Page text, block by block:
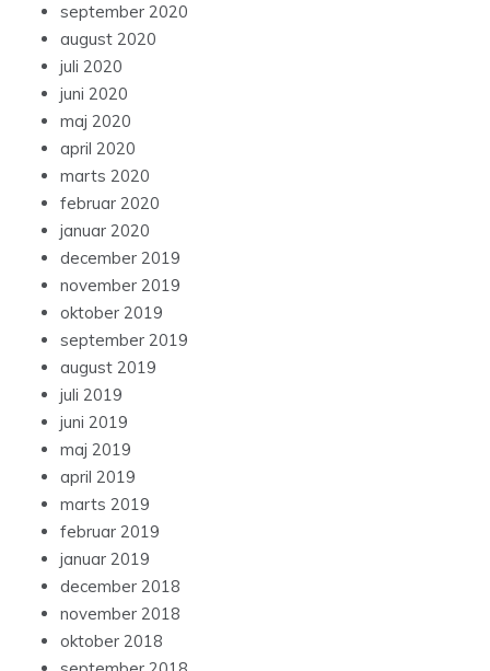
september 2020
august 2020
juli 2020
juni 2020
maj 2020
april 2020
marts 2020
februar 2020
januar 2020
december 2019
november 2019
oktober 2019
september 2019
august 2019
juli 2019
juni 2019
maj 2019
april 2019
marts 2019
februar 2019
januar 2019
december 2018
november 2018
oktober 2018